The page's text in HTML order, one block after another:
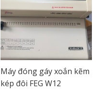
Dùng đựng bản vẽ kỹ
thuật, đựng hồ sơ thầu
trong các công ty xây
dựng • Dùng đựng đồ [...]
Máy đóng gáy xoắn kẽm
kép đôi FEG W12